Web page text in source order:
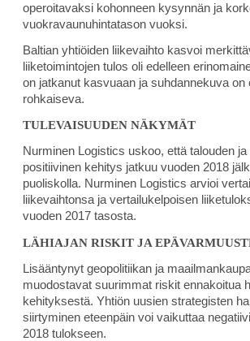
operoitavaksi kohonneen kysynnän ja
vuokravaunuhintatason vuoksi.
Baltian yhtiöiden liikevaihto kasvoi
liiketoimintojen tulos oli edelleen
on jatkanut kasvuaan ja suhdannekuva on
rohkaiseva.
TULEVAISUUDEN NÄKYMÄT
Nurminen Logistics uskoo, että talouden
positiivinen kehitys jatkuu vuoden 2018
puoliskolla. Nurminen Logistics arvioi
liikevaihtonsa ja vertailukelpoisen
vuoden 2017 tasosta.
LÄHIAJAN RISKIT JA
Lisääntynyt geopolitiikan ja
muodostavat suurimmat riskit ennakoitua
kehityksestä. Yhtiön uusien strategisten
siirtyminen eteenpäin voi vaikuttaa
2018 tulokseen.